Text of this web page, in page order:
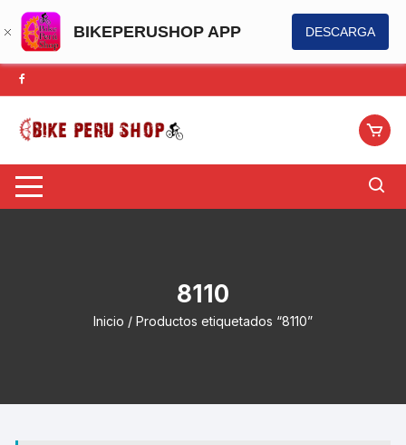
BIKEPERUSHOP APP DESCARGA
Saltar
al
contenido
8110
Inicio / Productos etiquetados “8110”